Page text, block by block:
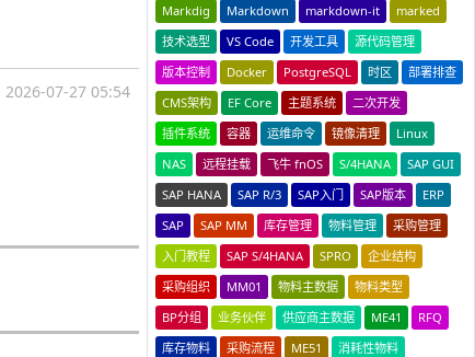
2026-07-27 05:54
Markdig
Markdown markdown-it
marked
技术选型
VS Code 开发工具
源代码管理
版本控制
Docker PostgreSQL 时区
部署排查
CMS架构
EF Core 主题系统
二次开发
插件系统
容器 运维命令 镜像清理
Linux
NAS
远程挂载 飞牛 fnOS S/4HANA
SAP GUI
SAP HANA
SAP R/3 SAP入门 SAP版本
ERP
SAP
SAP MM 库存管理 物料管理
采购管理
入门教程
SAP S/4HANA SPRO
企业结构
采购组织
MM01 物料主数据
物料类型
BP分组
业务伙伴 供应商主数据 ME41
RFQ
库存物料
采购流程 ME51
消耗性物料